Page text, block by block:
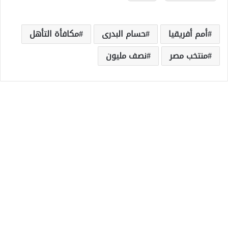
أمم أفريقيا حسام البدرى
مكافأة التأهل
منتخب مصر
نصف مليون